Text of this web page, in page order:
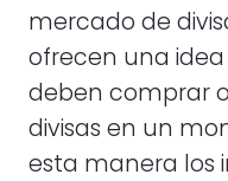
mercado de
ofrecen una
deben comprar
divisas en un
esta manera los